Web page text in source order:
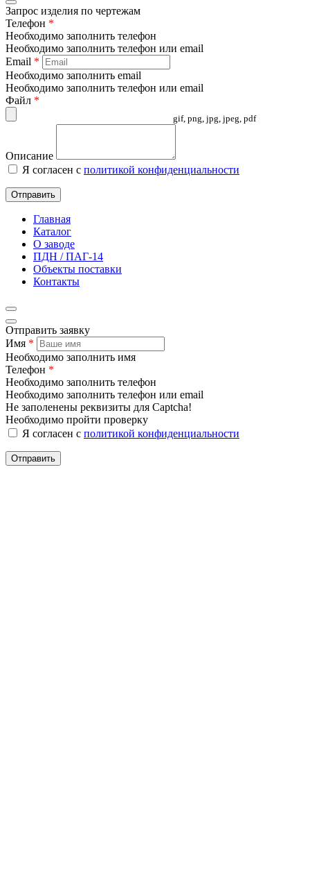
Запрос изделия по чертежам
Телефон *
Необходимо заполнить телефон
Необходимо заполнить телефон или email
Email *
Необходимо заполнить email
Необходимо заполнить телефон или email
Файл *
gif, png, jpg, jpeg, pdf
Описание
Я согласен с политикой конфиденциальности
Отправить
Главная
Каталог
О заводе
ПДН / ПАГ-14
Объекты поставки
Контакты
Отправить заявку
Имя *
Необходимо заполнить имя
Телефон *
Необходимо заполнить телефон
Необходимо заполнить телефон или email
Не заполенены реквизиты для Captcha!
Необходимо пройти проверку
Я согласен с политикой конфиденциальности
Отправить